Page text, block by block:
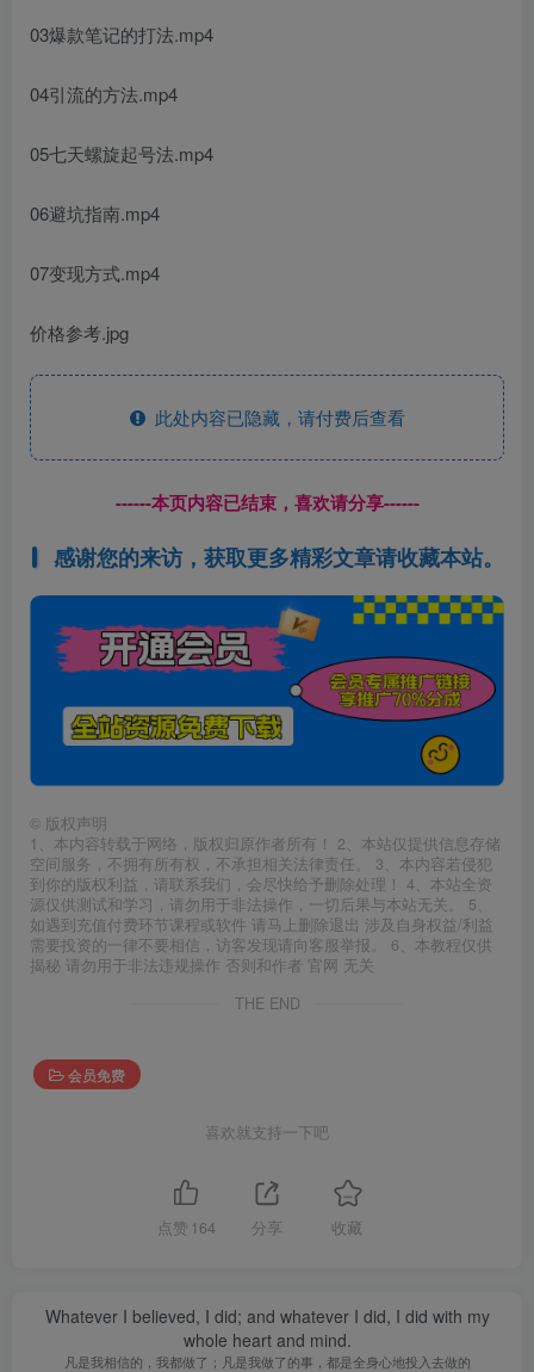
03爆款笔记的打法.mp4
04引流的方法.mp4
05七天螺旋起号法.mp4
06避坑指南.mp4
07变现方式.mp4
价格参考.jpg
此处内容已隐藏，请付费后查看
------本页内容已结束，喜欢请分享------
感谢您的来访，获取更多精彩文章请收藏本站。
© 版权声明
1、本内容转载于网络，版权归原作者所有！ 2、本站仅提供信息存储
空间服务，不拥有所有权，不承担相关法律责任。 3、本内容若侵犯
到你的版权利益，请联系我们，会尽快给予删除处理！ 4、本站全资
源仅供测试和学习，请勿用于非法操作，一切后果与本站无关。 5、
如遇到充值付费环节课程或软件 请马上删除退出 涉及自身权益/利益
需要投资的一律不要相信，访客发现请向客服举报。 6、本教程仅供
揭秘 请勿用于非法违规操作 否则和作者 官网 无关
THE END
会员免费
喜欢就支持一下吧
点赞 164 分享 收藏
Whatever I believed, I did; and whatever I did, I did with my
whole heart and mind.
凡是我相信的，我都做了；凡是我做了的事，都是全身心地投入去做的